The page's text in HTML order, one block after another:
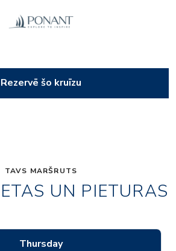
Rezervē šo kruīzu
TAVS MARŠRUTS
UN PIETURAS
Thursday